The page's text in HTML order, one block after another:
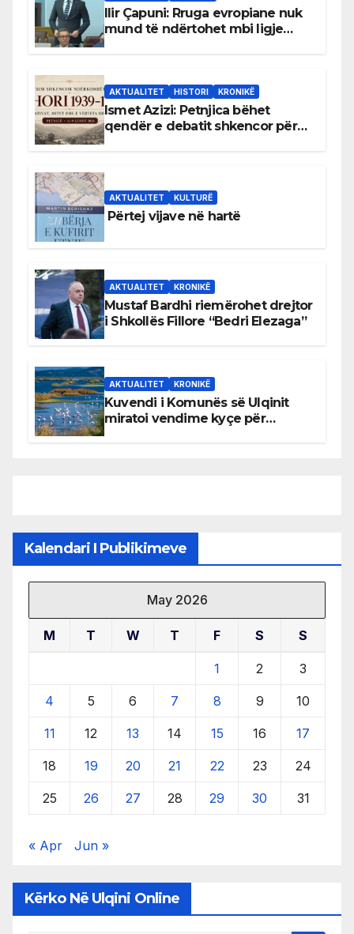
Ilir Çapuni: Rruga evropiane nuk
mund të ndërtohet mbi ligje
AKTUALITET HISTORI KRONIKË
Ismet Azizi: Petnjica bëhet
qendër e debatit shkencor për
AKTUALITET KULTURË
Përtej vijave në hartë
AKTUALITET KRONIKË
Mustaf Bardhi riemërohet drejtor
i Shkollës Fillore “Bedri Elezaga”
AKTUALITET KRONIKË
Kuvendi i Komunës së Ulqinit
miratoi vendime kyçe për
Kalendari I Publikimeve
May 2026
M T W T F S S
1 2 3
4 5 6 7 8 9 10
11 12 13 14 15 16 17
18 19 20 21 22 23 24
25 26 27 28 29 30 31
« Apr Jun »
Kërko Në Ulqini Online